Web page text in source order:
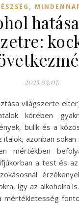
,
2025.03.07.
körében
bulik és a
azonban
mértékben
a test és
így az alkoholra
mértékletesség